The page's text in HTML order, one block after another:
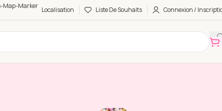
Localisation Liste De Souhaits Connexion /